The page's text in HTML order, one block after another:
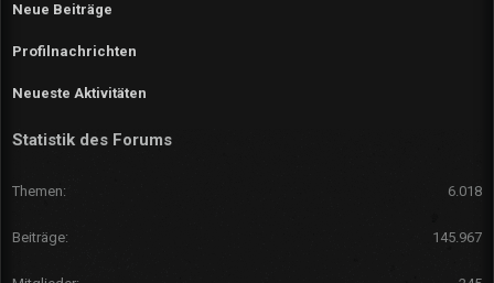
Neue Beiträge
Profilnachrichten
Neueste Aktivitäten
Statistik des Forums
Themen 6.018
Beiträge 145.967